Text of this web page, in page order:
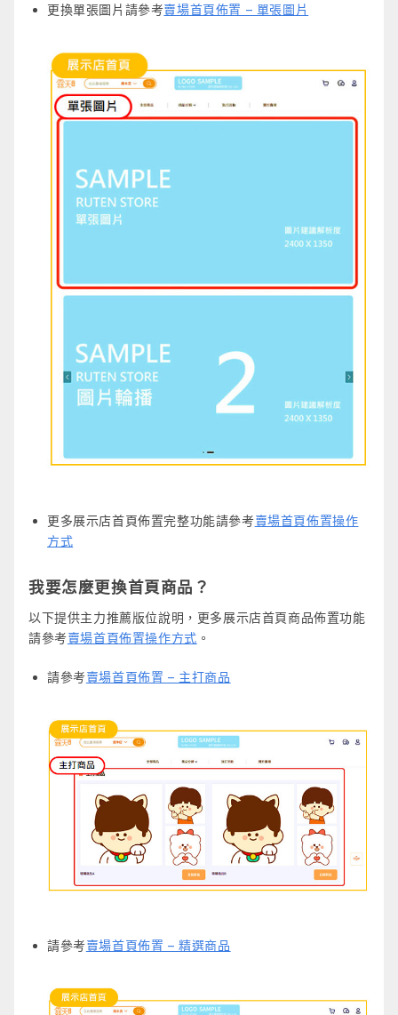
更換單張圖片請參考賣場首頁佈置 – 單張圖片
更多展示店首頁佈置完整功能請參考賣場首頁佈置操作
方式
我要怎麼更換首頁商品？
以下提供主力推薦版位說明，更多展示店首頁商品佈置功能
請參考賣場首頁佈置操作方式 。
請參考賣場首頁佈置 – 主打商品
請參考賣場首頁佈置 – 精選商品